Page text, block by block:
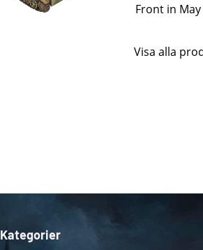
Front in May
Visa alla
Kategorier